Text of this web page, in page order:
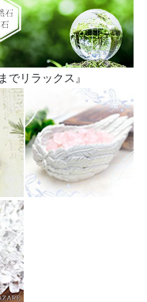
でリラックス』